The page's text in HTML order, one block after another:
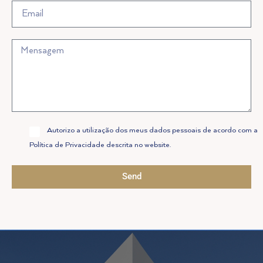
Allow
Privacy
Autorizo a utilização dos meus dados pessoais de acordo com a
Política de Privacidade descrita no website.
Send